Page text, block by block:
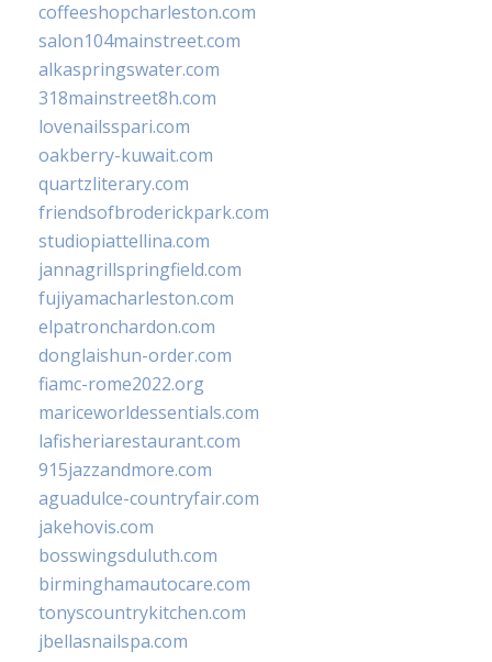
coffeeshopcharleston.com
salon104mainstreet.com
alkaspringswater.com
318mainstreet8h.com
lovenailsspari.com
oakberry-kuwait.com
quartzliterary.com
friendsofbroderickpark.com
studiopiattellina.com
jannagrillspringfield.com
fujiyamacharleston.com
elpatronchardon.com
donglaishun-order.com
fiamc-rome2022.org
mariceworldessentials.com
lafisheriarestaurant.com
915jazzandmore.com
aguadulce-countryfair.com
jakehovis.com
bosswingsduluth.com
birminghamautocare.com
tonyscountrykitchen.com
jbellasnailspa.com